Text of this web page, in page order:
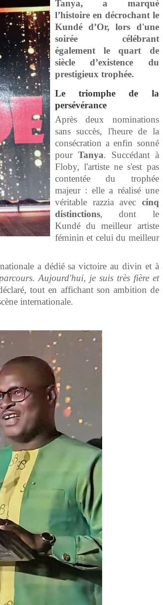
Tanya, a marqué
l’histoire en décrochant le
Kundé d’Or, lors d'une
soirée célébrant
également le quart de
siècle d’existence du
prestigieux trophée.
Le triomphe de la
persévérance
Après deux nominations
sans succès, l'heure de la
consécration a enfin sonné
pour Tanya. Succédant à
Floby, l'artiste ne s'est pas
contentée du trophée
majeur : elle a réalisé une
véritable razzia avec cinq
distinctions, dont le
Kundé du meilleur artiste
féminin et celui du meilleur
a dédié sa victoire au divin et à
Aujourd'hui, je suis très fière et
tout en affichant son ambition de
internationale.